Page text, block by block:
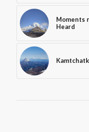
Moments
Heard